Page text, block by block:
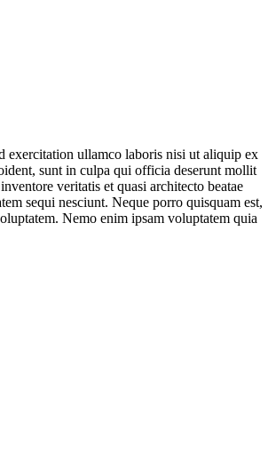
exercitation ullamco laboris nisi ut aliquip ex
sunt in culpa qui officia deserunt mollit
veritatis et quasi architecto beatae
sequi nesciunt. Neque porro quisquam est,
Nemo enim ipsam voluptatem quia